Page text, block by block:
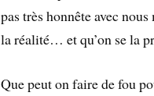
pas très honnête avec
la réalité… et qu’on se la
Que peut on faire de fou